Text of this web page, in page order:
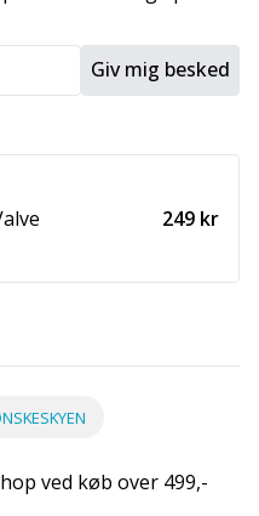
Giv mig besked
249 kr
ved køb over 499,-